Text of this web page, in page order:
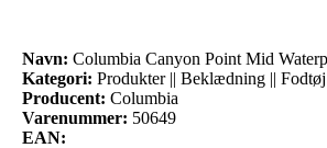
Navn: Columbia Canyon Point Mid
Kategori: Produkter || Beklædning ||
Producent: Columbia
Varenummer: 50649
EAN: